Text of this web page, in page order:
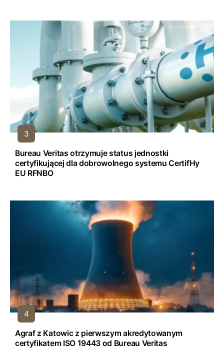
Bureau Veritas otrzymuje status jednostki
certyfikującej dla dobrowolnego systemu CertifHy
EU RFNBO
Agraf z Katowic z pierwszym akredytowanym
certyfikatem ISO 19443 od Bureau Veritas